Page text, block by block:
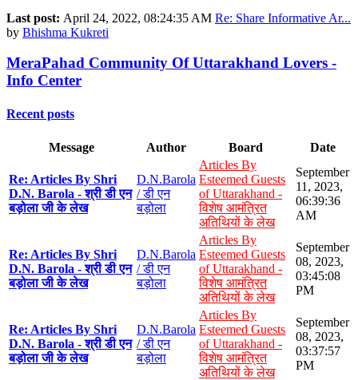
Last post: April 24, 2022, 08:24:35 AM Re: Share Informative Ar...
by Bhishma Kukreti
MeraPahad Community Of Uttarakhand Lovers -
Info Center
Recent posts
Message Author Board Date
Re: Articles By Shri
D.N. Barola - श्री डी एन
बड़ोला जी के लेख
D.N.Barola
/ डी एन
बड़ोला
Articles By
Esteemed Guests
of Uttarakhand -
विशेष आमंत्रित
अतिथियों के लेख
September
11, 2023,
06:39:36
AM
Re: Articles By Shri
D.N. Barola - श्री डी एन
बड़ोला जी के लेख
D.N.Barola
/ डी एन
बड़ोला
Articles By
Esteemed Guests
of Uttarakhand -
विशेष आमंत्रित
अतिथियों के लेख
September
08, 2023,
03:45:08
PM
Re: Articles By Shri
D.N. Barola - श्री डी एन
बड़ोला जी के लेख
D.N.Barola
/ डी एन
बड़ोला
Articles By
Esteemed Guests
of Uttarakhand -
विशेष आमंत्रित
अतिथियों के लेख
September
08, 2023,
03:37:57
PM